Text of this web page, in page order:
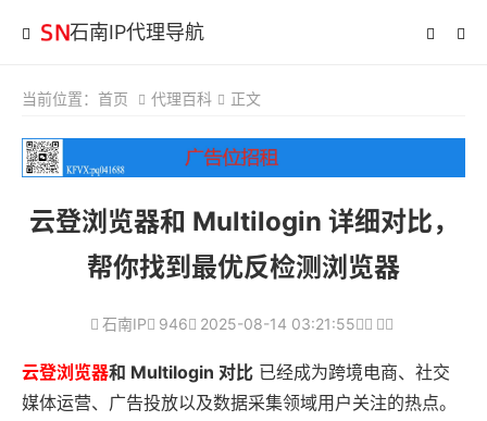
石南IP代理导航
当前位置： 首页 代理百科 正文
云登浏览器和 Multilogin 详细对比，
帮你找到最优反检测浏览器
石南IP 946 2025-08-14 03:21:55
云登浏览器和 Multilogin 对比 已经成为跨境电商、社交
媒体运营、广告投放以及数据采集领域用户关注的热点。